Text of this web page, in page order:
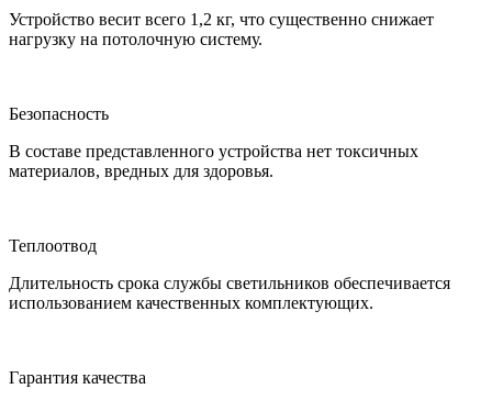
Устройство весит всего 1,2 кг, что существенно снижает
нагрузку на потолочную систему.
Безопасность
В составе представленного устройства нет токсичных
материалов, вредных для здоровья.
Теплоотвод
Длительность срока службы светильников обеспечивается
использованием качественных комплектующих.
Гарантия качества